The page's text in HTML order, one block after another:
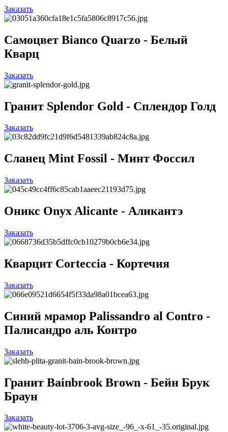
Заказать
Самоцвет Bianco Quarzo - Белый
Кварц
Заказать
Гранит Splendor Gold - Сплендор Голд
Заказать
Сланец Mint Fossil - Минт Фоссил
Заказать
Оникс Onyx Alicante - Аликантэ
Заказать
Кварцит Corteccia - Кортечия
Заказать
Синий мрамор Palissandro al Contro -
Палисандро аль Контро
Заказать
Гранит Bainbrook Brown - Бейн Брук
Браун
Заказать